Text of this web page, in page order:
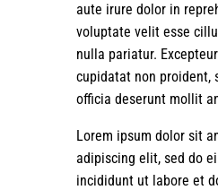
aute irure dolor in
voluptate velit esse
nulla pariatur.
cupidatat non proident,
officia deserunt mollit
Lorem ipsum dolor sit
adipiscing elit, sed do
incididunt ut labore et